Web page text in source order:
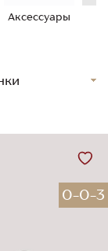
Аксессуары
0-0-3